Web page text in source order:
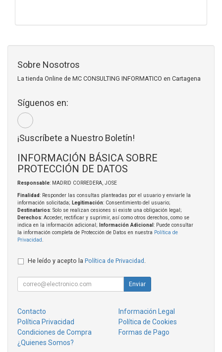
Sobre Nosotros
La tienda Online de MC CONSULTING INFORMATICO en Cartagena
Síguenos en:
¡Suscríbete a Nuestro Boletín!
INFORMACIÓN BÁSICA SOBRE
PROTECCIÓN DE DATOS
Responsable: MADRID CORREDERA, JOSE
Finalidad: Responder las consultas planteadas por el usuario y enviarle la
información solicitada; Legitimación: Consentimiento del usuario;
Destinatarios: Solo se realizan cesiones si existe una obligación legal;
Derechos: Acceder, rectificar y suprimir, así como otros derechos, como se
indica en la información adicional;
Información Adicional : Puede consultar
la información completa de Protección de Datos en nuestra Política de
Privacidad
He leído y acepto la Política de Privacidad
Enviar
Contacto
Información Legal
Política Privacidad
Política de Cookies
Condiciones de Compra
Formas de Pago
¿Quienes Somos?